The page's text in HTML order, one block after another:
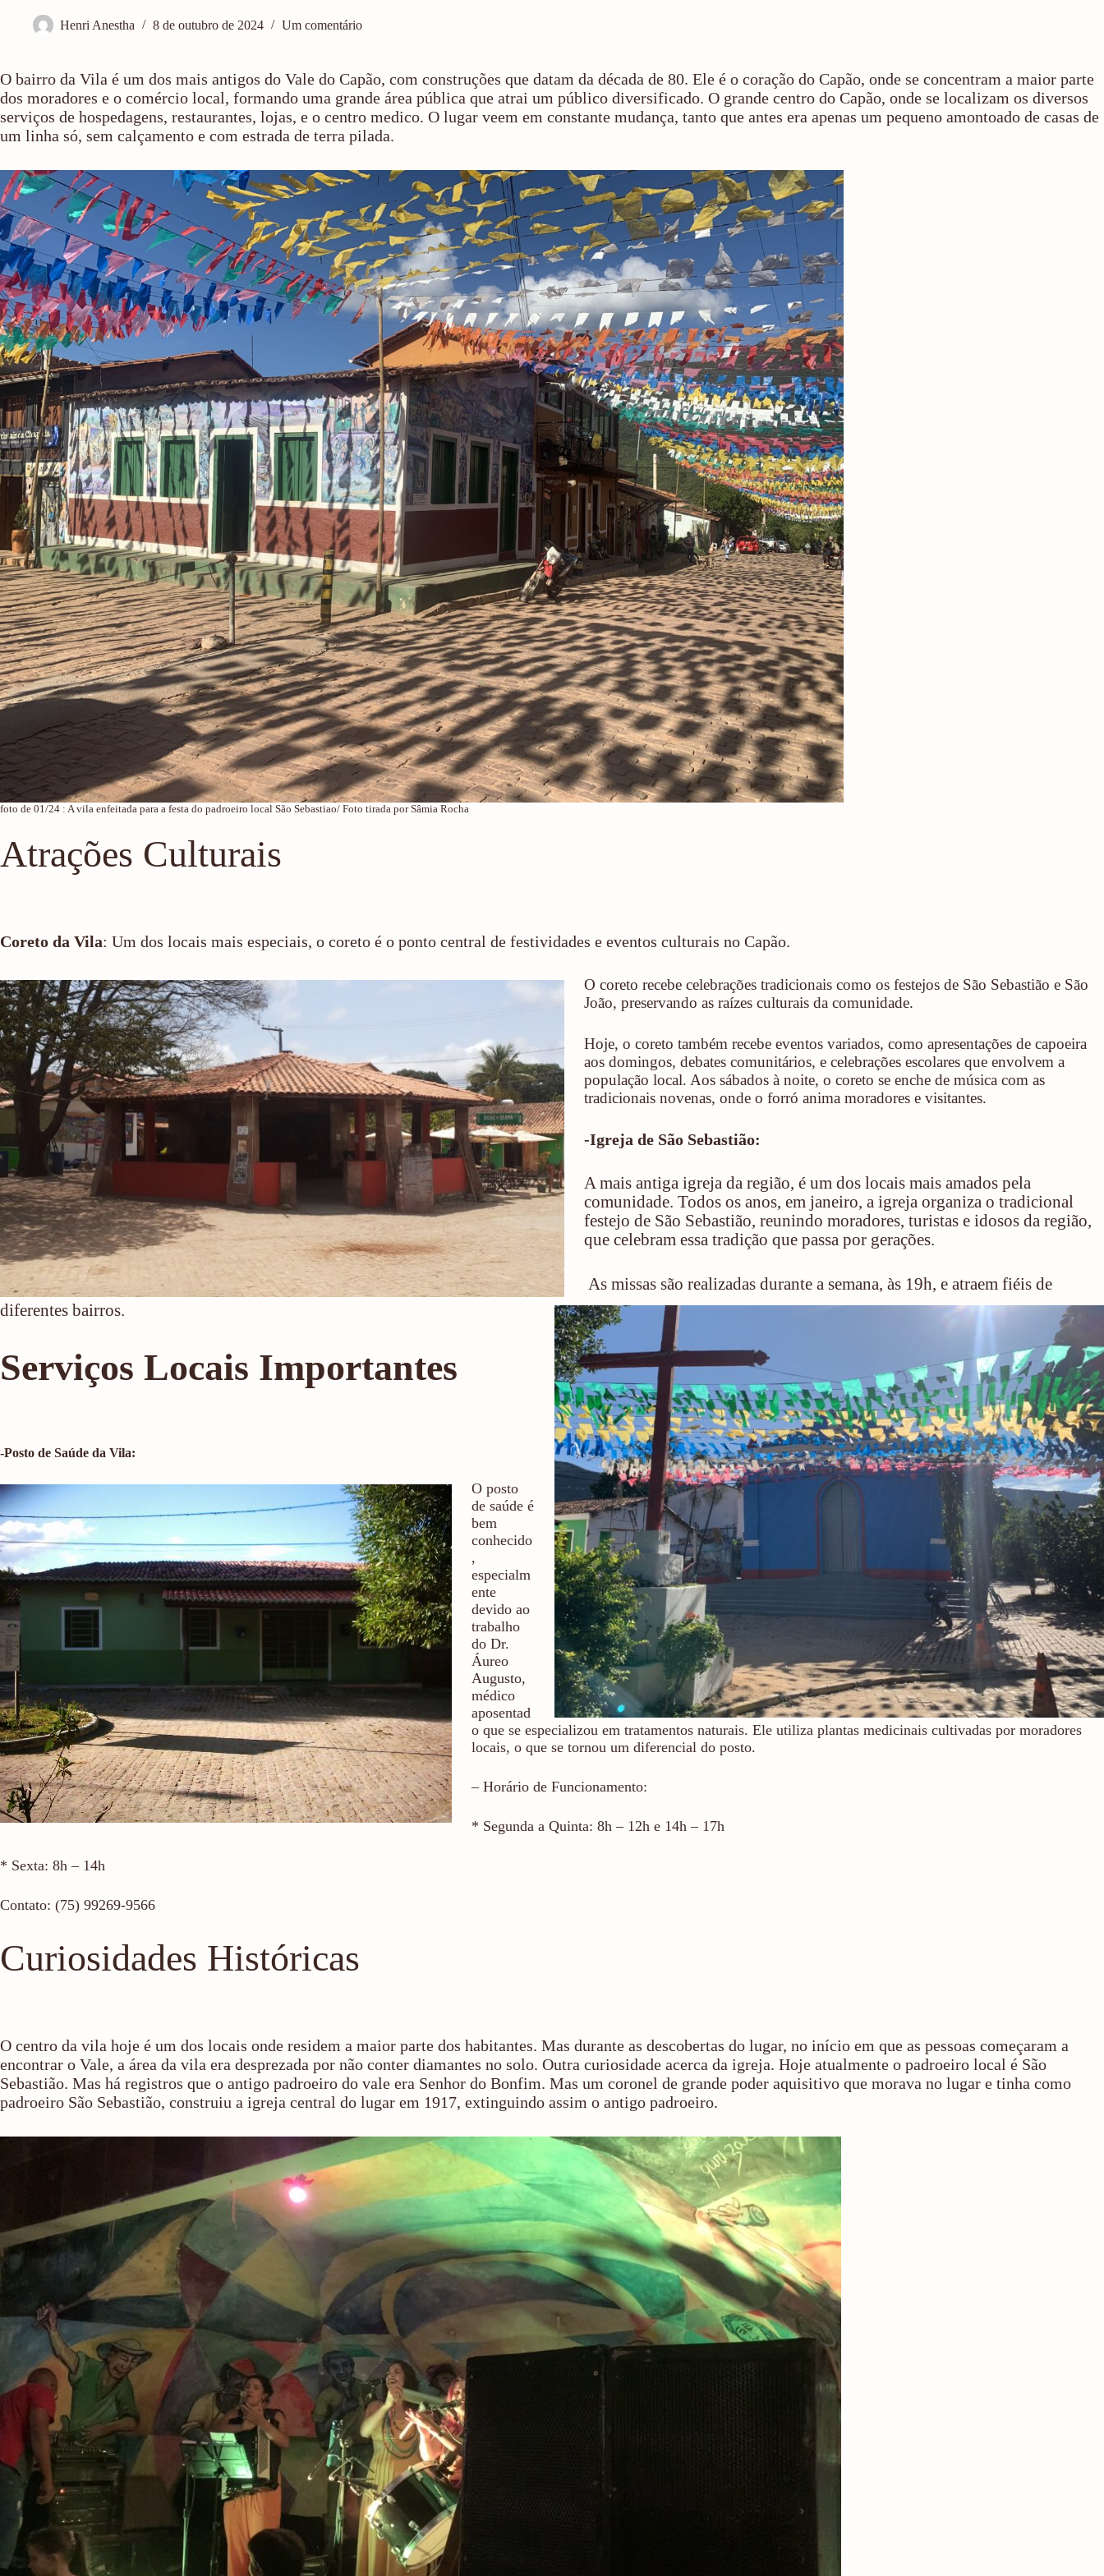
Henri Anestha 8 de outubro de 2024 Um comentário
O bairro da Vila é um dos mais antigos do Vale do Capão, com construções que datam da década de 80. Ele é o coração do Capão, onde se concentram a maior parte
dos moradores e o comércio local, formando uma grande área pública que atrai um público diversificado. O grande centro do Capão, onde se localizam os diversos
serviços de hospedagens, restaurantes, lojas, e o centro medico. O lugar veem em constante mudança, tanto que antes era apenas um pequeno amontoado de casas de
um linha só, sem calçamento e com estrada de terra pilada.
foto de 01/24 : A vila enfeitada para a festa do padroeiro local São Sebastiao/ Foto tirada por Sâmia Rocha
Atrações Culturais
Coreto da Vila: Um dos locais mais especiais, o coreto é o ponto central de festividades e eventos culturais no Capão.
O coreto recebe celebrações tradicionais como os festejos de São Sebastião e São
João, preservando as raízes culturais da comunidade.
Hoje, o coreto também recebe eventos variados, como apresentações de capoeira
aos domingos, debates comunitários, e celebrações escolares que envolvem a
população local. Aos sábados à noite, o coreto se enche de música com as
tradicionais novenas, onde o forró anima moradores e visitantes.
-Igreja de São Sebastião:
A mais antiga igreja da região, é um dos locais mais amados pela
comunidade. Todos os anos, em janeiro, a igreja organiza o tradicional
festejo de São Sebastião, reunindo moradores, turistas e idosos da região,
que celebram essa tradição que passa por gerações.
As missas são realizadas durante a semana, às 19h, e atraem fiéis de
diferentes bairros.
Serviços Locais Importantes
-Posto de Saúde da Vila:
O posto
de saúde é
bem
conhecido
,
especialm
ente
devido ao
trabalho
do Dr.
Áureo
Augusto,
médico
aposentad
o que se especializou em tratamentos naturais. Ele utiliza plantas medicinais cultivadas por moradores
locais, o que se tornou um diferencial do posto.
– Horário de Funcionamento:
* Segunda a Quinta: 8h – 12h e 14h – 17h
* Sexta: 8h – 14h
Contato: (75) 99269-9566
Curiosidades Históricas
O centro da vila hoje é um dos locais onde residem a maior parte dos habitantes. Mas durante as descobertas do lugar, no início em que as pessoas começaram a
encontrar o Vale, a área da vila era desprezada por não conter diamantes no solo. Outra curiosidade acerca da igreja. Hoje atualmente o padroeiro local é São
Sebastião. Mas há registros que o antigo padroeiro do vale era Senhor do Bonfim. Mas um coronel de grande poder aquisitivo que morava no lugar e tinha como
padroeiro São Sebastião, construiu a igreja central do lugar em 1917, extinguindo assim o antigo padroeiro.